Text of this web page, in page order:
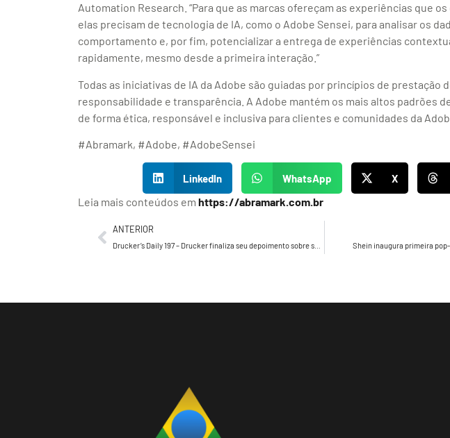
Automation Research. “Para que as marcas ofereçam as experiências que
elas precisam de tecnologia de IA, como o Adobe Sensei, para analisar os
comportamento e, por fim, potencializar a entrega de experiências
rapidamente, mesmo desde a primeira interação.”
Todas as iniciativas de IA da Adobe são guiadas por princípios de prestação
responsabilidade e transparência. A Adobe mantém os mais altos padrões
de forma ética, responsável e inclusiva para clientes e comunidades da
#Abramark, #Adobe, #AdobeSensei
LinkedIn WhatsApp X
Leia mais conteúdos em https://abramark.com.br
ANTERIOR
Shein inaugura primeira